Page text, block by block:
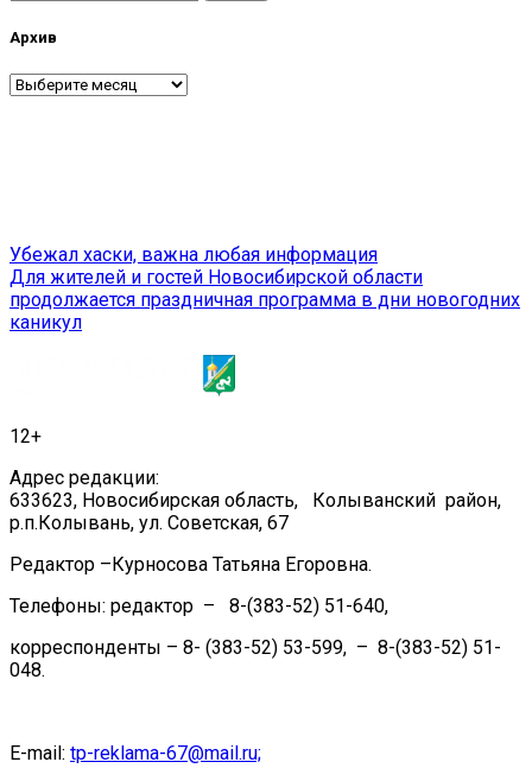
Архив
Архив
Навигация
по
записям
Убежал хаски, важна любая информация
Для жителей и гостей Новосибирской области
продолжается праздничная программа в дни новогодних
каникул
12+
Адрес редакции:
633623, Новосибирская область, Колыванский район,
р.п.Колывань, ул. Советская, 67
Редактор –Курносова Татьяна Егоровна.
Телефоны: редактор – 8-(383-52) 51-640,
корреспонденты – 8- (383-52) 53-599, – 8-(383-52) 51-
048.
E-mail: tp-reklama-67@mail.ru;